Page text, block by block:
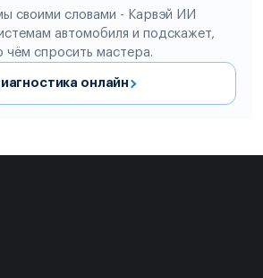
своими словами - Карвэй ИИ
автомобиля и подскажет,
чём спросить мастера.
онлайн